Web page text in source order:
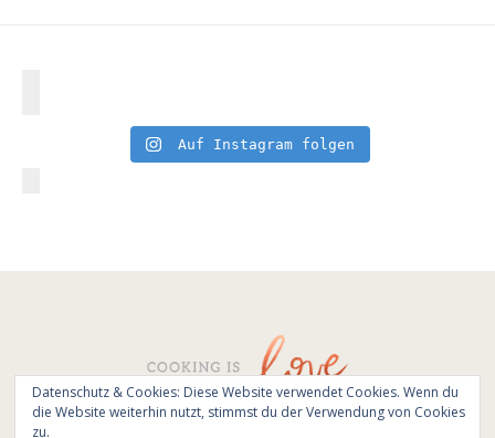
Auf Instagram folgen
© All Rights Reserved - Cooking is love 2017.
Datenschutz & Cookies: Diese Website verwendet Cookies. Wenn du
die Website weiterhin nutzt, stimmst du der Verwendung von Cookies
zu.